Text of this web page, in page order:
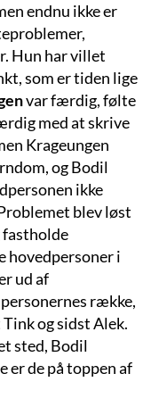
endnu ikke er
Hun har villet
som er tiden lige
var færdig, følte
med at skrive
Krageungen
og Bodil
ikke
blev løst
fastholde
hovedpersoner i
ud af
række,
og sidst Alek.
sted, Bodil
er de på toppen af